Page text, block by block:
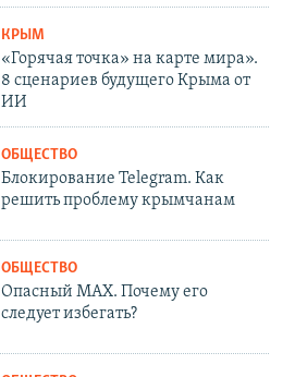
КРЫМ
«Горячая точка» на карте мира».
8 сценариев будущего Крыма от
ИИ
ОБЩЕСТВО
Блокирование Telegram. Как
решить проблему крымчанам
ОБЩЕСТВО
Опасный MAX. Почему его
следует избегать?